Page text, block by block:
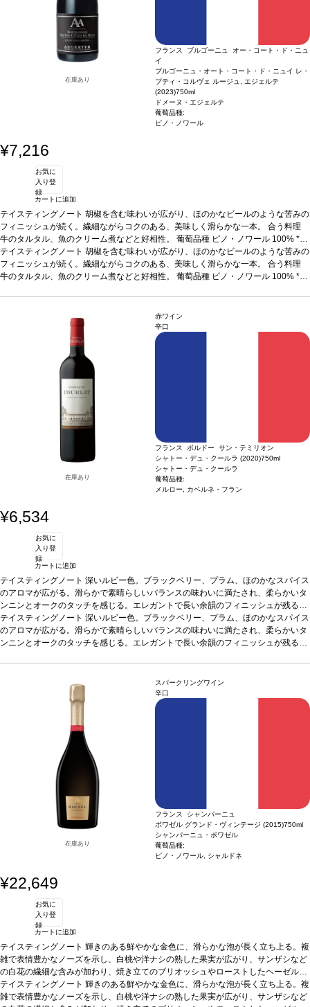
在庫あり
フランス ブルゴーニュ オー・コート・ド・ニュ
イ
ブルゴーニュ・オート・コート・ド・ニュイ レ・
プティ・コルヴェ ルージュ, エジェルテ
(2023)750ml
ドメーヌ・エジェルテ
葡萄品種:
ピノ・ノワール
¥7,216
お気に
入り登
録
カートに追加
テイスティングノート 胡椒を含む味わいが広がり、ほのかなビールのような苦みの
フィニッシュが続く。繊細ながらコクのある、美味しく滑らかな一本。 合う料理
牛のタルタル、魚のクリーム煮などと好相性。 葡萄品種 ピノ・ノワール 100% *本
ヴィンテージが在庫切れの場合、在庫があり価格が同様の場合は自動的に次のヴィ
ンテージに変更されます、ご了承ください。
テイスティングノート 胡椒を含む味わいが広がり、ほのかなビールのような苦みの
フィニッシュが続く。繊細ながらコクのある、美味しく滑らかな一本。 合う料理
牛のタルタル、魚のクリーム煮などと好相性。 葡萄品種 ピノ・ノワール 100% *本
在庫あり
赤ワイン
辛口
フランス ボルドー サン・テミリオン
シャトー・デュ・クールラ (2020)750ml
シャトー・デュ・クールラ
葡萄品種:
メルロー, カベルネ・フラン
¥6,534
お気に
入り登
録
カートに追加
テイスティングノート 深いルビー色。ブラックベリー、プラム、ほのかなスパイス
のアロマが広がる。滑らかで素晴らしいバランスの味わいに満たされ、柔らかいタ
ンニンとオークのタッチを感じる。エレガントで長い余韻のフィニッシュが残る。
合う料理グリルやローストしたリブアイステーキなどと好相性。葡萄品種メルロ
ー 90%、カベルネ・フラン 10%認証HVE3 *本ヴィンテージが在庫切れの場合、
在庫があり価格が同様の場合は自動的に次のヴィンテージに変更されます、ご了承
テイスティングノート 深いルビー色。ブラックベリー、プラム、ほのかなスパイス
のアロマが広がる。滑らかで素晴らしいバランスの味わいに満たされ、柔らかいタ
ンニンとオークのタッチを感じる。エレガントで長い余韻のフィニッシュが残る。
在庫があり価格が同様の場合は自動的に次のヴィンテージに変更されます、ご了承
在庫あり
スパークリングワイン
辛口
フランス シャンパーニュ
ボワゼル グランド・ヴィンテージ (2015)750ml
シャンパーニュ・ボワゼル
葡萄品種:
ピノ・ノワール, シャルドネ
¥22,649
お気に
入り登
録
カートに追加
テイスティングノート 輝きのある鮮やかな金色に、滑らかな泡が長く立ち上る。複
雑で表情豊かなノーズを示し、白桃や洋ナシの熟した果実が広がり、サンザシなど
の白花の繊細な含みが加わり、焼き立てのブリオッシュやローストしたヘーゼルナ
ッツのほのかな芳香が締めくくる。口に含むと、クリーミーなテクスチャーと活気
のある爽やかさに魅了され、アプリコットやマンゴーなどの果物の風味がハチミツ
テイスティングノート 輝きのある鮮やかな金色に、滑らかな泡が長く立ち上る。複
雑で表情豊かなノーズを示し、白桃や洋ナシの熟した果実が広がり、サンザシなど